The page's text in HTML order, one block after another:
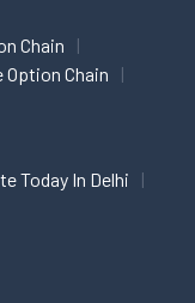
Chain
Option Chain
Today In Delhi